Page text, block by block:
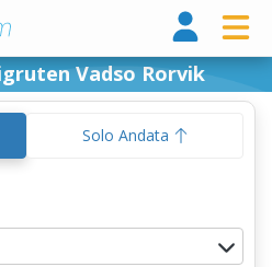
Vadso Rorvik
Solo Andata